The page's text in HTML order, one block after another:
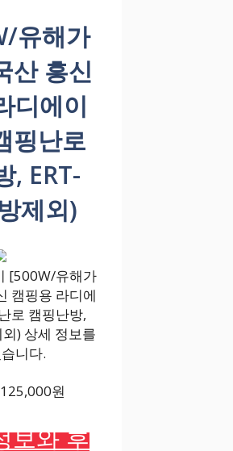
유해가
산 흥신
디에이
핑난로
, ERT-
제외)
[500W/유해가
캠핑용 라디에
로 캠핑난방,
) 상세 정보를
니다.
원
보와 후